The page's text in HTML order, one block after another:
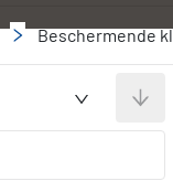
Beschermende